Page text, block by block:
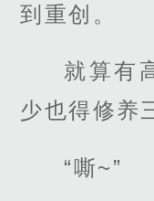
到重创。
就算有
少也得修养
“嘶~”